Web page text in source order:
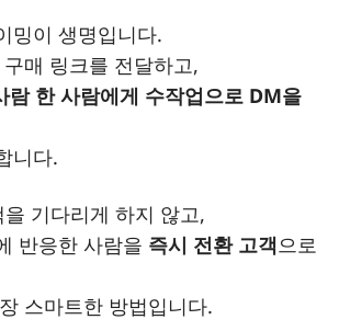
밍이 생명입니다.
매 링크를 전달하고,
람 한 사람에게 수작업으로 DM을
니다.
기다리게 하지 않고,
반응한 사람을 즉시 전환 고객으로
스마트한 방법입니다.